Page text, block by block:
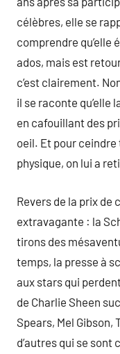
célèbres, elle se
comprendre qu’elle
ados, mais est
c’est clairement.
il se raconte qu’elle
en cafouillant des
oeil. Et pour
physique, on lui a
Revers de la prix de
extravagante : la
tirons des
temps, la presse à
aux stars qui
de Charlie Sheen
Spears, Mel Gibson,
d’autres qui se sont